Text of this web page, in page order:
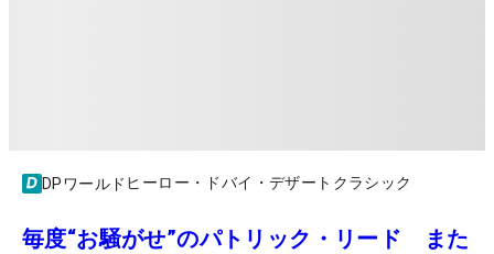
DPワールド ヒーロー・ドバイ・デザートクラシック
毎度“お騒がせ”のパトリック・リード また